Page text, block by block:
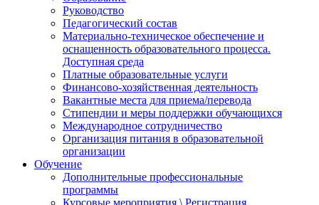
Руководство
Педагогический состав
Материально-техническое обеспечение и
оснащенность образовательного процесса.
Доступная среда
Платные образовательные услуги
Финансово-хозяйственная деятельность
Вакантные места для приема/перевода
Стипендии и меры поддержки обучающихся
Международное сотрудничество
Организация питания в образовательной
организации
Обучение
Дополнительные профессиональные
программы
Курсовые мероприятия \ Регистрация